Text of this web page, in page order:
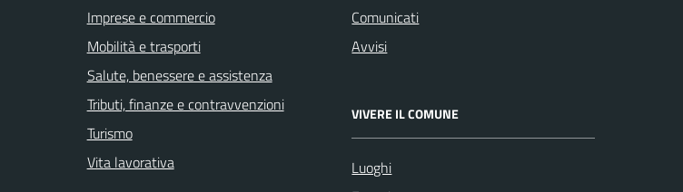
Imprese e commercio
Mobilità e trasporti
Salute, benessere e assistenza
Tributi, finanze e contravvenzioni
Turismo
Vita lavorativa
Comunicati
Avvisi
VIVERE IL COMUNE
Luoghi